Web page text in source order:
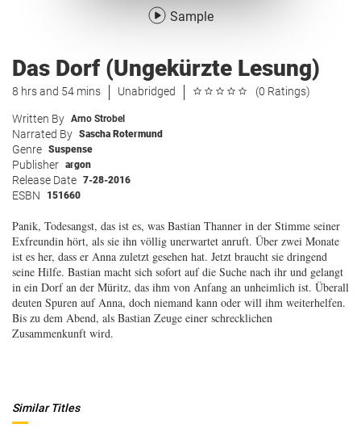
Sample
Das Dorf (Ungekürzte Lesung)
8 hrs and 54 mins Unabridged (0 Ratings)
Written By Arno Strobel
Narrated By Sascha Rotermund
Genre Suspense
Publisher argon
Release Date 7-28-2016
ESBN 151660
Panik, Todesangst, das ist es, was Bastian Thanner in der Stimme seiner
Exfreundin hört, als sie ihn völlig unerwartet anruft. Über zwei Monate
ist es her, dass er Anna zuletzt gesehen hat. Jetzt braucht sie dringend
seine Hilfe. Bastian macht sich sofort auf die Suche nach ihr und gelangt
in ein Dorf an der Müritz, das ihm von Anfang an unheimlich ist. Überall
deuten Spuren auf Anna, doch niemand kann oder will ihm weiterhelfen.
Bis zu dem Abend, als Bastian Zeuge einer schrecklichen
Zusammenkunft wird.
Similar Titles